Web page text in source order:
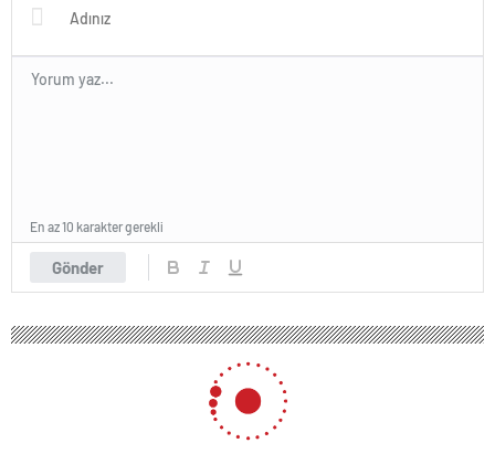
Gönder
En az 10 karakter gerekli